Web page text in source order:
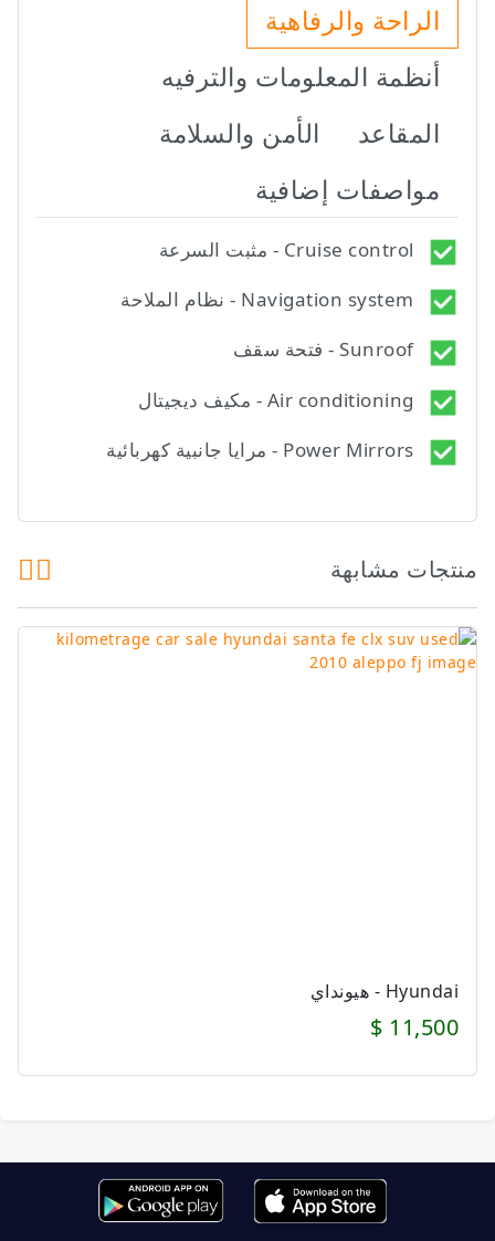
الراحة والرفاهية
أنظمة المعلومات والترفيه
المقاعد
الأمن والسلامة
مواصفات إضافية
Cruise control - مثبت السرعة
Navigation system - نظام الملاحة
Sunroof - فتحة سقف
Air conditioning - مكيف ديجيتال
Power Mirrors - مرايا جانبية كهربائية
منتجات مشابهة
Hyundai - هيونداي
11,500 $